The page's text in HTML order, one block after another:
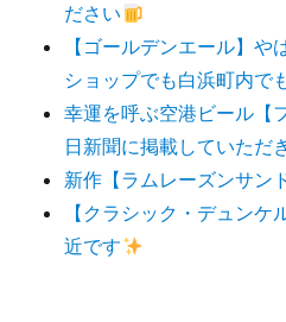
ださい
【ゴールデンエール】
ショップでも白浜町内で
幸運を呼ぶ空港ビール【
日新聞に掲載していただ
新作【ラムレーズンサン
【クラシック・デュン
近です